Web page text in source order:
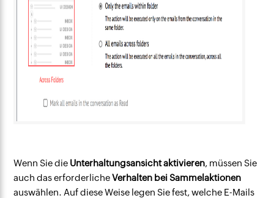
Wenn Sie die Unterhaltungsansicht aktivieren, müssen Sie
auch das erforderlicheVerhalten bei Sammelaktionen
auswählen. Auf diese Weise legen Sie fest, welche E-Mails